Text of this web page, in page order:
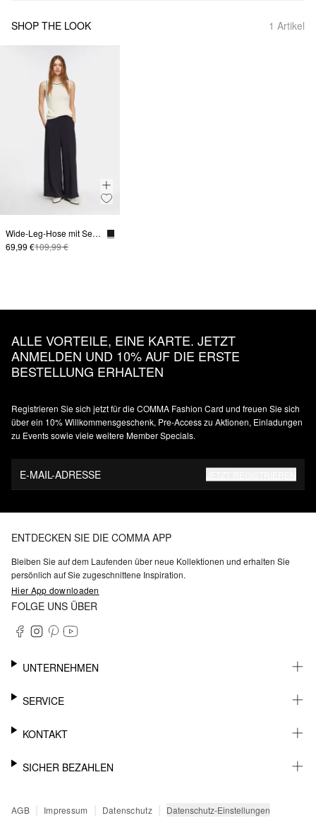
SHOP THE LOOK 1 Artikel
Wide-Leg-Hose mit Seitenstreifen
69,99 €109,99 €
ALLE VORTEILE, EINE KARTE. JETZT
ANMELDEN UND 10% AUF DIE ERSTE
BESTELLUNG ERHALTEN
Registrieren Sie sich jetzt für die COMMA Fashion Card und freuen Sie sich
über ein 10% Willkommensgeschenk, Pre-Access zu Aktionen, Einladungen
zu Events sowie viele weitere Member Specials.
E-MAIL-ADRESSE
ENTDECKEN SIE DIE COMMA APP
Bleiben Sie auf dem Laufenden über neue Kollektionen und erhalten Sie
persönlich auf Sie zugeschnittene Inspiration.
Hier App downloaden
FOLGE UNS ÜBER
UNTERNEHMEN
KARRIERE
BARRIEREFREIHEIT
SERVICE
WHATSAPP
MEIN KONTO
SENDUNGSVERFOLGUNG
KONTAKT
SUPPORT
SICHER BEZAHLEN
PAYPAL
AGB | Impressum | Datenschutz | Datenschutz-Einstellungen